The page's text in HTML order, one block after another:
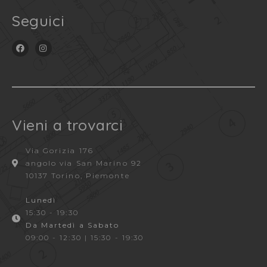
Seguici
Vieni a trovarci
Via Gorizia 176
angolo via San Marino 92
10137 Torino, Piemonte
Lunedì
15:30 - 19:30
Da Martedì a Sabato
09:00 - 12:30 | 15:30 - 19:30